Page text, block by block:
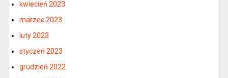
kwiecień 2023
marzec 2023
luty 2023
styczeń 2023
grudzień 2022